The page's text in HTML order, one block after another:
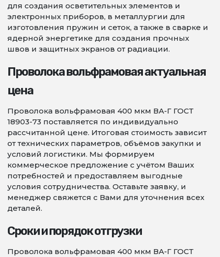
для создания осветительных элементов и
электронных приборов, в металлургии для
изготовления пружин и сеток, а также в сварке и
ядерной энергетике для создания прочных
швов и защитных экранов от радиации.
Проволока вольфрамовая актуальная
цена
Проволока вольфрамовая 400 мкм ВА-Г ГОСТ
18903-73 поставляется по индивидуально
рассчитанной цене. Итоговая стоимость зависит
от технических параметров, объёмов закупки и
условий логистики. Мы формируем
коммерческое предложение с учётом Ваших
потребностей и предоставляем выгодные
условия сотрудничества. Оставьте заявку, и
менеджер свяжется с Вами для уточнения всех
деталей.
Сроки и порядок отгрузки
Проволока вольфрамовая 400 мкм ВА-Г ГОСТ